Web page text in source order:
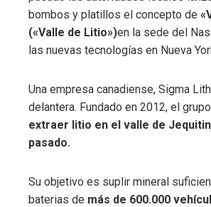
bombos y platillos el concepto de
(«Valle de Litio»)en la sede del
las nuevas tecnologías en Nueva
Una empresa canadiense, Sigma
delantera. Fundado en 2012, el grupo
extraer litio en el valle de
pasado.
Su objetivo es suplir mineral
baterias de más de 600.000